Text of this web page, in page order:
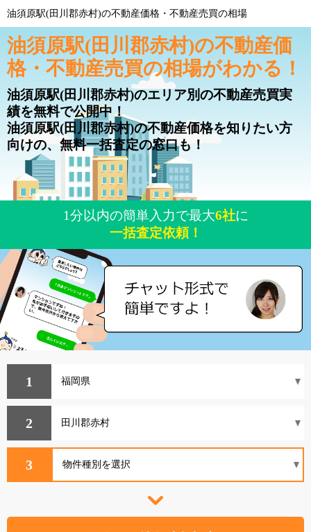
油須原駅(田川郡赤村)の不動産価格・不動産売買の相場
油須原駅(田川郡赤村)の不動産価
格・不動産売買の相場がわかる！
油須原駅(田川郡赤村)のエリア別の不動産売買実
績を無料で公開中！
油須原駅(田川郡赤村)の不動産価格を知りたい方
向けの、無料一括査定の窓口も！
1分以内の簡単入力で最大6社に
一括査定依頼！
1
2
3